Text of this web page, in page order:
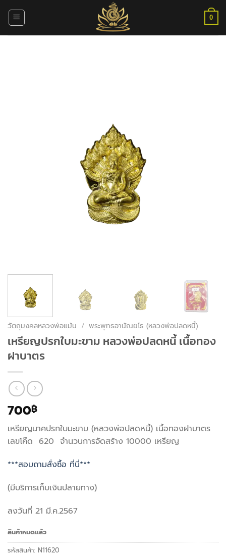
0
วัตถุมงคลหลวงพ่อแม้น / พระพุทธอานัณยโธ (หลวงพ่อปลดหนี้)
เหรียญปรกใบมะขาม หลวงพ่อปลดหนี้ เนื้อทอง
ฝาบาตร
700฿
เหรียญนาคปรกใบมะขาม (หลวงพ่อปลดหนี้) เนื้อทองฝาบาตร
เลขโค๊ด 620 จำนวนการจัดสร้าง 10000 เหรียญ
***สอบถามสั่งซื้อ ที่นี่***
(มีบริการเก็บเงินปลายทาง)
ลงวันที่ 21 มี.ค.2567
สินค้าหมดแล้ว
รหัสสินค้า: N11620